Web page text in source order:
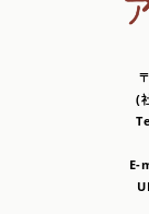
(
E-